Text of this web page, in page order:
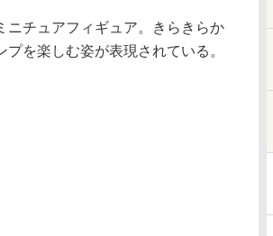
チュアフィギュア。きらきらか
を楽しむ姿が表現されている。